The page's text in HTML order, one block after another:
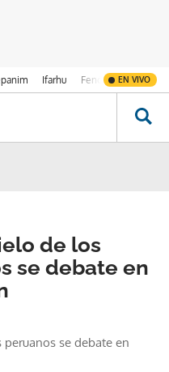
Ifarhu Fenómeno de El
EN VIVO
de los
se debate en
se debate en